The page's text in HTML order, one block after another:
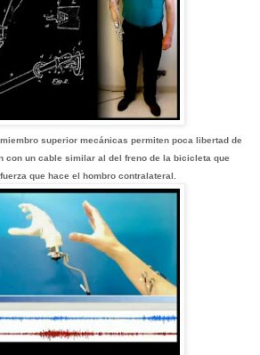
superior mecánicas permiten poca libertad de
con un cable similar al del freno de la bicicleta que
que hace el hombro contralateral.